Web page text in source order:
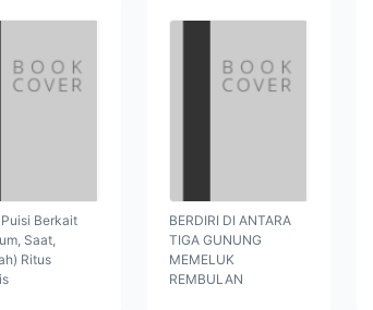
Berkait
Saat,
Ritus
BERDIRI DI ANTARA
TIGA GUNUNG
MEMELUK
REMBULAN